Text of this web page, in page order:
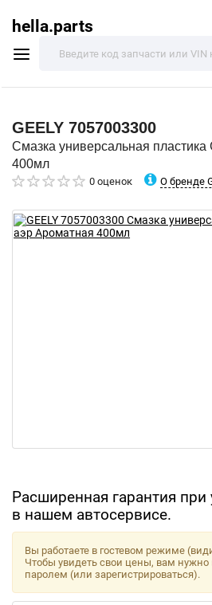
hella.parts
GEELY 7057003300
Смазка универсальная
400мл
0 оценок О бренде
Расширенная гарантия при
в нашем автосервисе.
Вы работаете в гостевом режиме
Чтобы увидеть свои цены, вам нужно
паролем (или зарегистрироваться).